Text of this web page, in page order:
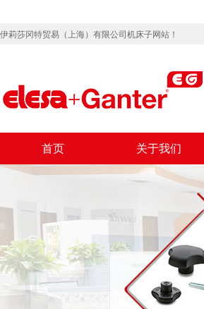
伊莉莎冈特贸易（上海）有限公司机床子网站！
首页 关于我们